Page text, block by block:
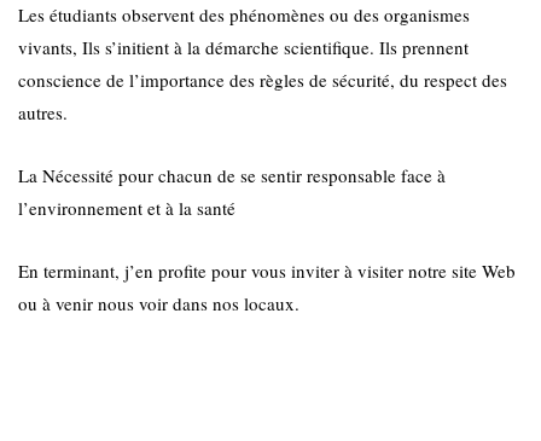
Les étudiants observent des phénomènes ou des organismes
vivants, Ils s’initient à la démarche scientifique. Ils prennent
conscience de l’importance des règles de sécurité, du respect des
autres.
La Nécessité pour chacun de se sentir responsable face à
l’environnement et à la santé
En terminant, j’en profite pour vous inviter à visiter notre site Web
ou à venir nous voir dans nos locaux.